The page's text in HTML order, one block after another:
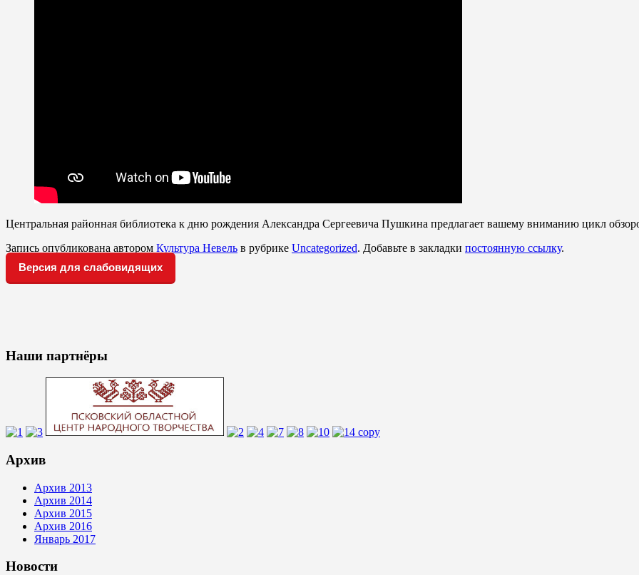
Центральная районная библиотека к дню рождения Александра Сергеевича Пушкина предлагает вашему вниманию цикл
Запись опубликована автором Культура Невель в рубрике Uncategorized. Добавьте в закладки постоянную ссылку.
Версия для слабовидящих
Наши партнёры
Архив
Архив 2013
Архив 2014
Архив 2015
Архив 2016
Январь 2017
Новости